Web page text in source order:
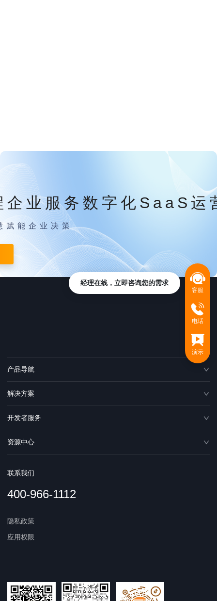
企业服务数字化SaaS运
赋能企业决策
产品导航
解决方案
开发者服务
资源中心
联系我们
400-966-1112
隐私政策
应用权限
客服
电话
演示
经理在线，立即咨询您的需求